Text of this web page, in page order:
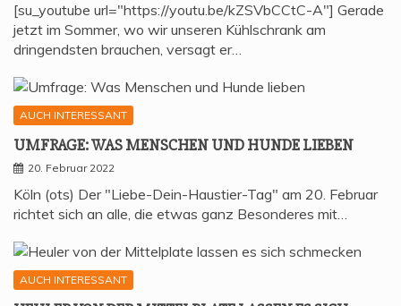
[su_youtube url="https://youtu.be/kZSVbCCtC-A"] Gerade
jetzt im Sommer, wo wir unseren Kühlschrank am
dringendsten brauchen, versagt er…
AUCH INTERESSANT
UMFRA­GE: WAS MEN­SCHEN UND HUN­DE LIEBEN
20. Februar 2022
Köln (ots) Der "Liebe-Dein-Haustier-Tag" am 20. Februar
richtet sich an alle, die etwas ganz Besonderes mit…
AUCH INTERESSANT